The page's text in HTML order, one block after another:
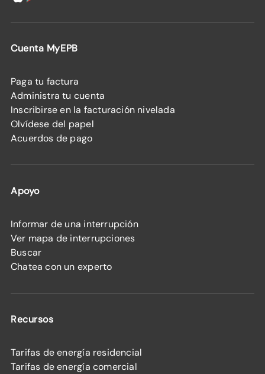
Cuenta MyEPB
Paga tu factura
Administra tu cuenta
Inscribirse en la facturación nivelada
Olvídese del papel
Acuerdos de pago
Apoyo
Informar de una interrupción
Ver mapa de interrupciones
Buscar
Chatea con un experto
Recursos
Tarifas de energía residencial
Tarifas de energía comercial